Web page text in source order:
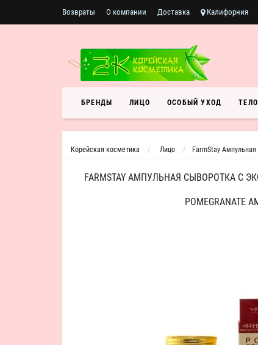
Возвраты О компании Доставка Калифорния
БРЕНДЫ ЛИЦО ОСОБЫЙ УХОД ТЕЛО
Корейская косметика Лицо FarmStay
FARMSTAY АМПУЛЬНАЯ СЫВОРОТКА С
POMEGRANATE